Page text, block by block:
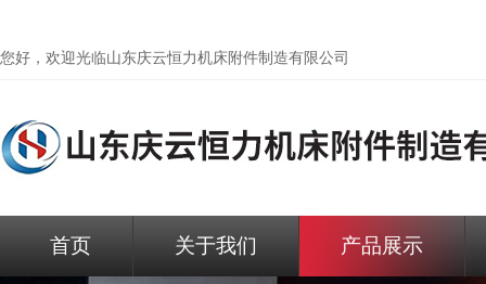
您好，欢迎光临山东庆云恒力机床附件制造有限公司
首页 关于我们 产品展示